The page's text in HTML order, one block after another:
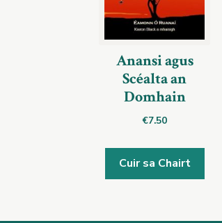
Anansi agus
Scéalta an
Domhain
€7.50
Cuir sa Chairt